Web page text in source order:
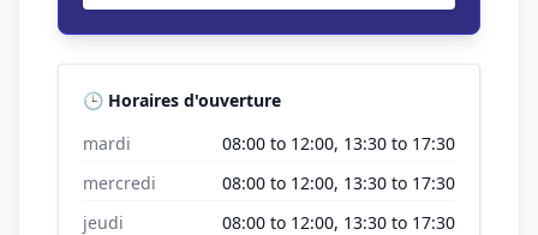
🕒 Horaires d'ouverture
mardi
08:00 to 12:00, 13:30 to 17:30
mercredi
08:00 to 12:00, 13:30 to 17:30
jeudi
08:00 to 12:00, 13:30 to 17:30